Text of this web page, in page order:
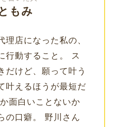
もみ
理店になった私の、
行動すること。 ス
だけど、願って叶う
叶えるほうが最短だ
面白いことないか
の口癖。 野川さん